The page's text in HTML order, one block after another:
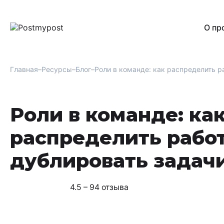
О
Главная Ресурсы Блог Роли в команде: как распределить
Роли в команде:
распределить
дублировать
4.5 – 94 отзыва